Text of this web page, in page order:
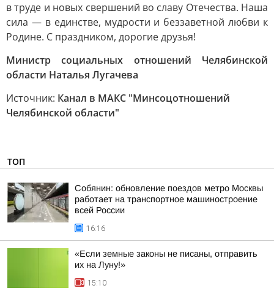
в труде и новых свершений во славу Отечества. Наша
сила — в единстве, мудрости и беззаветной любви к
Родине. С праздником, дорогие друзья!
Министр социальных отношений Челябинской
области Наталья Лугачева
Источник: Канал в МАКС "Минсоцотношений
Челябинской области"
ТОП
Собянин: обновление поездов метро Москвы
работает на транспортное машиностроение
всей России
16:16
«Если земные законы не писаны, отправить
их на Луну!»
15:10